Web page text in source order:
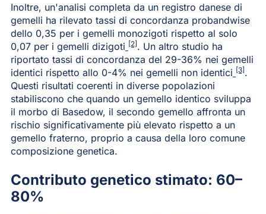
Inoltre, un'analisi completa da un registro danese di
gemelli ha rilevato tassi di concordanza probandwise
dello 0,35 per i gemelli monozigoti rispetto al solo
0,07 per i gemelli dizigoti [2] . Un altro studio ha
riportato tassi di concordanza del 29-36% nei gemelli
identici rispetto allo 0-4% nei gemelli non identici [3] .
Questi risultati coerenti in diverse popolazioni
stabiliscono che quando un gemello identico sviluppa
il morbo di Basedow, il secondo gemello affronta un
rischio significativamente più elevato rispetto a un
gemello fraterno, proprio a causa della loro comune
composizione genetica.
Contributo genetico stimato: 60–
80%